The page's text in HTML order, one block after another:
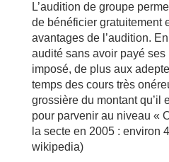
L’audition de groupe
de bénéficier gratuitement
avantages de l’audition.
audité sans avoir payé ses
imposé, de plus aux
temps des cours très
grossière du montant qu’il
pour parvenir au niveau «
la secte en 2005 : environ
wikipedia)